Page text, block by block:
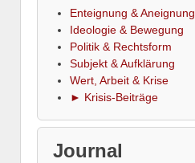
Enteignung & Aneignung
Ideologie & Bewegung
Politik & Rechtsform
Subjekt & Aufklärung
Wert, Arbeit & Krise
► Krisis-Beiträge
Journal